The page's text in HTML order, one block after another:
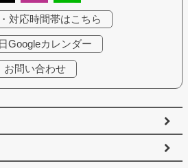
対応時間帯はこちら
Googleカレンダー
お問い合わせ